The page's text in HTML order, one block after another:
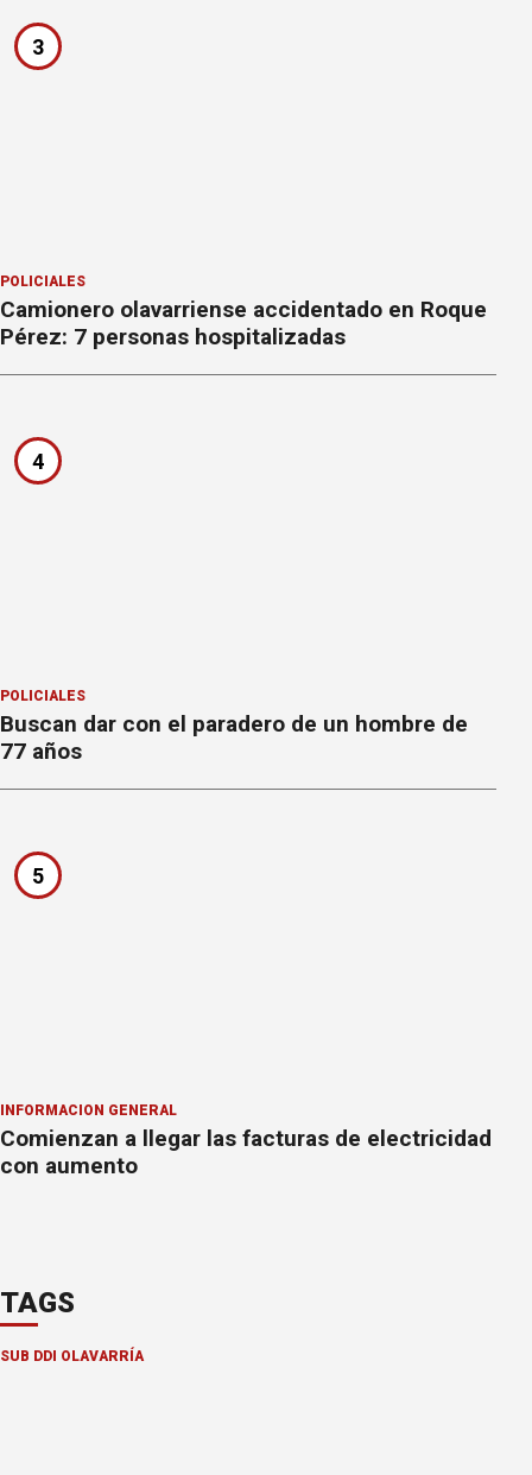
3
POLICIALES
Camionero olavarriense accidentado en Roque
Pérez: 7 personas hospitalizadas
4
POLICIALES
Buscan dar con el paradero de un hombre de
77 años
5
INFORMACION GENERAL
Comienzan a llegar las facturas de electricidad
con aumento
TAGS
SUB DDI OLAVARRÍA